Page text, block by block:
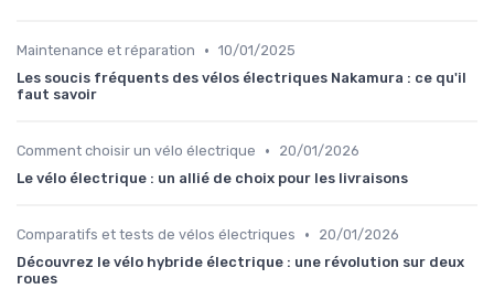
Maintenance et réparation • 10/01/2025
Les soucis fréquents des vélos électriques Nakamura : ce qu'il
faut savoir
Comment choisir un vélo électrique •
20/01/2026
Le vélo électrique : un allié de choix pour les livraisons
Comparatifs et tests de vélos électriques •
20/01/2026
Découvrez le vélo hybride électrique : une révolution sur deux
roues